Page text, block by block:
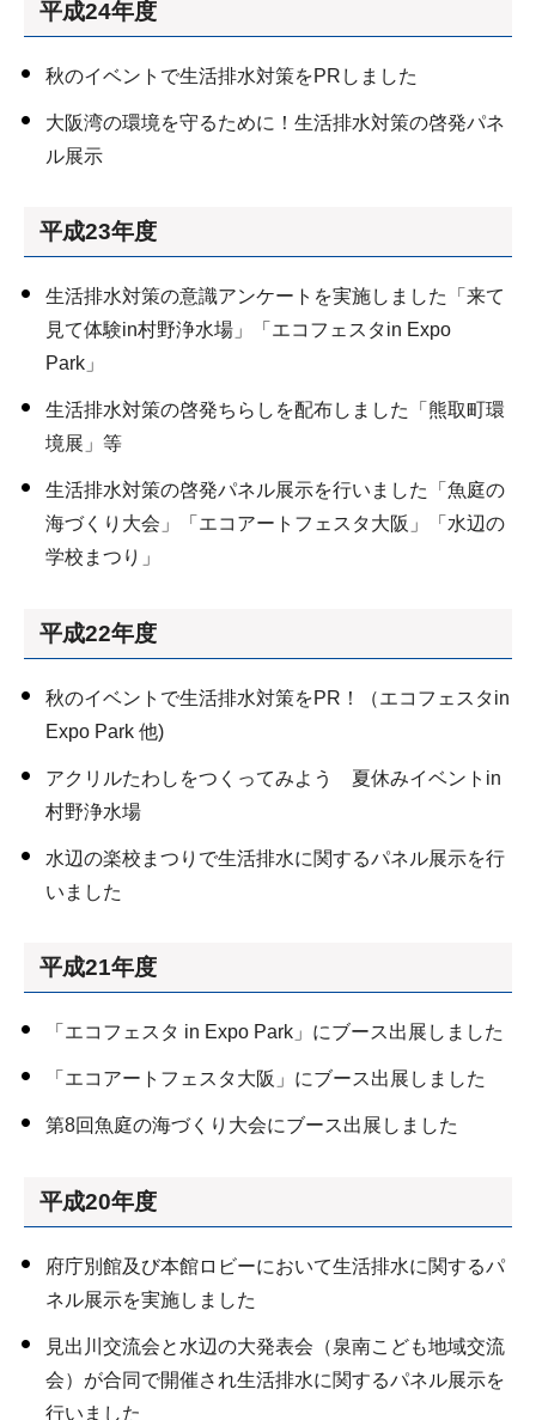
平成24年度
秋のイベントで生活排水対策をPRしました
大阪湾の環境を守るために！生活排水対策の啓発パネ
ル展示
平成23年度
生活排水対策の意識アンケートを実施しました「来て
見て体験in村野浄水場」「エコフェスタin Expo
Park」
生活排水対策の啓発ちらしを配布しました「熊取町環
境展」等
生活排水対策の啓発パネル展示を行いました「魚庭の
海づくり大会」「エコアートフェスタ大阪」「水辺の
学校まつり」
平成22年度
秋のイベントで生活排水対策をPR！（エコフェスタin
Expo Park 他)
アクリルたわしをつくってみよう 夏休みイベントin
村野浄水場
水辺の楽校まつりで生活排水に関するパネル展示を行
いました
平成21年度
「エコフェスタ in Expo Park」にブース出展しました
「エコアートフェスタ大阪」にブース出展しました
第8回魚庭の海づくり大会にブース出展しました
平成20年度
府庁別館及び本館ロビーにおいて生活排水に関するパ
ネル展示を実施しました
見出川交流会と水辺の大発表会（泉南こども地域交流
会）が合同で開催され生活排水に関するパネル展示を
行いました